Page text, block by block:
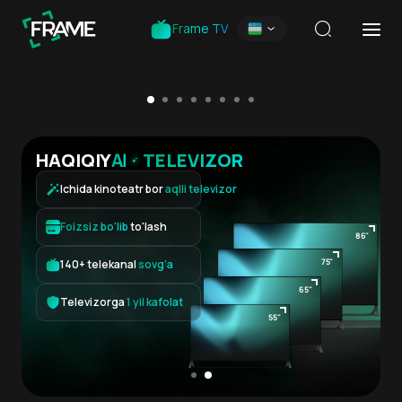
Frame TV
Triller
HAQIQIYAI TELEVIZOR
Ichida kinoteatr boraqlli televizor
Foizsiz bo'libto'lash
140+ telekanalsovg'a
Televizorga1 yil kafolat
86"
75"
65"
55"